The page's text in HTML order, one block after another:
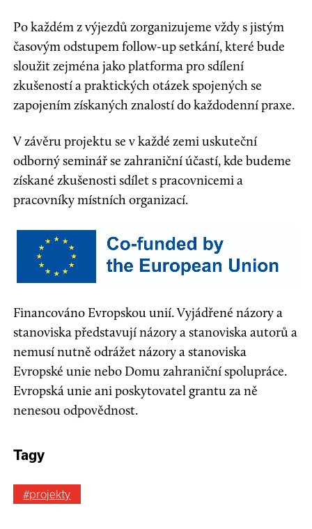
Po každém z výjezdů zorganizujeme vždy s jistým
časovým odstupem follow-up setkání, které bude
sloužit zejména jako platforma pro sdílení
zkušeností a praktických otázek spojených se
zapojením získaných znalostí do každodenní praxe.
V závěru projektu se v každé zemi uskuteční
odborný seminář se zahraniční účastí, kde budeme
získané zkušenosti sdílet s pracovnicemi a
pracovníky místních organizací.
Financováno Evropskou unií. Vyjádřené názory a
stanoviska představují názory a stanoviska autorů a
nemusí nutně odrážet názory a stanoviska
Evropské unie nebo Domu zahraniční spolupráce.
Evropská unie ani poskytovatel grantu za ně
nenesou odpovědnost.
Tagy
#projekty